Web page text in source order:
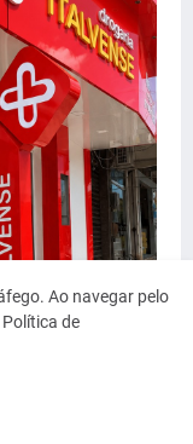
Ao navegar pelo
de